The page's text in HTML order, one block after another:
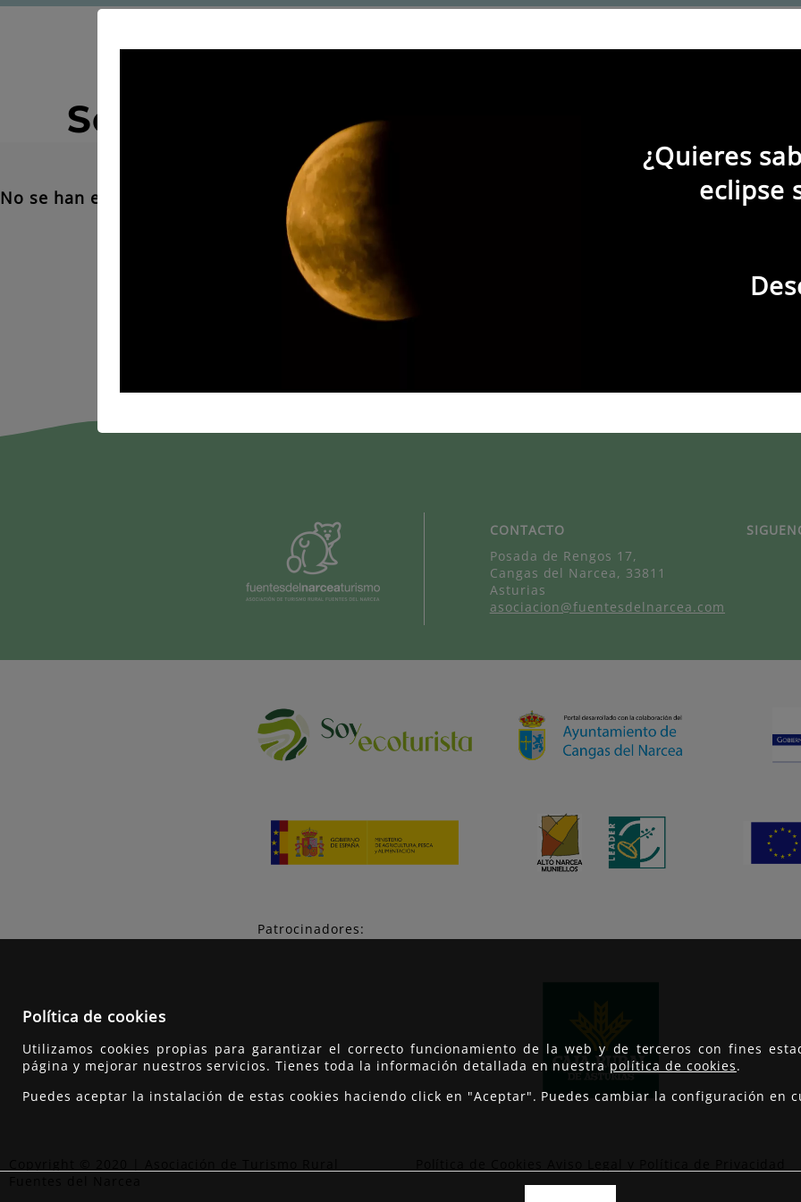
¿Quieres
eclipse
Servicio general Prohibido fumar
No se han encontrado resultados
CONTACTO
Posada de Rengos 17,
Cangas del Narcea, 33811
Asturias
asociacion@fuentesdelnarcea.com
Patrocinadores:
Política de cookies
Utilizamos cookies propias para garantizar el correcto funcionamiento de la web y de terceros con fines
página y mejorar nuestros servicios. Tienes toda la información detallada en nuestra política de cookies.
Puedes aceptar la instalación de estas cookies haciendo click en "Aceptar". Puedes cambiar la configuración en